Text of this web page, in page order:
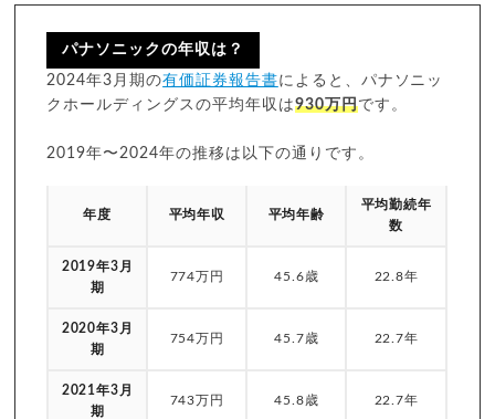
パナソニックの年収は？
2024年3月期の有価証券報告書によると、パナソニッ
クホールディングスの平均年収は930万円です。
2019年〜2024年の推移は以下の通りです。
年度 平均年収 平均年齢
平均勤続年
数
2019年3月
期
774万円 45.6歳 22.8年
2020年3月
期
754万円 45.7歳 22.7年
2021年3月
期
743万円 45.8歳 22.7年